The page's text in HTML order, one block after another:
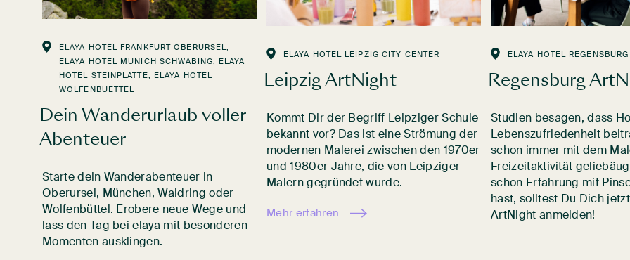
ELAYA HOTEL FRANKFURT OBERURSEL,
ELAYA HOTEL MUNICH SCHWABING, ELAYA
HOTEL STEINPLATTE, ELAYA HOTEL
WOLFENBUETTEL
Dein Wanderurlaub voller
Abenteuer
Starte dein Wanderabenteuer in
Oberursel, München, Waidring oder
Wolfenbüttel. Erobere neue Wege und
lass den Tag bei elaya mit besonderen
Momenten ausklingen.
ELAYA HOTEL LEIPZIG CITY CENTER
Leipzig ArtNight
Kommt Dir der Begriff Leipziger Schule
bekannt vor? Das ist eine Strömung der
modernen Malerei zwischen den 1970er
und 1980er Jahre, die von Leipziger
Malern gegründet wurde.
Mehr erfahren
ELAYA HOTEL
Regensburg
Studien besagen, dass
Lebenszufriedenheit
schon immer mit dem
Freizeitaktivität
schon Erfahrung mit
hast, solltest Du Dich
ArtNight anmelden!